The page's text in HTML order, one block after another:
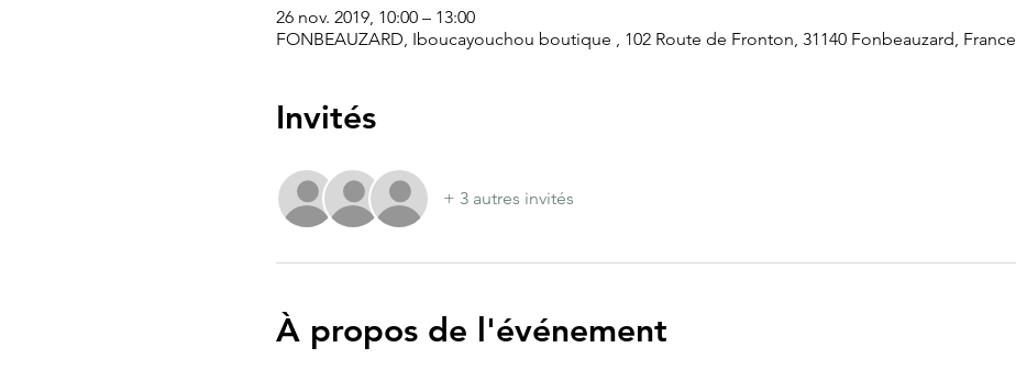
26 nov. 2019, 10:00 – 13:00
FONBEAUZARD, Iboucayouchou boutique , 102 Route de Fronton, 31140 Fonbeauzard, France
Invités
+ 3 autres invités
À propos de l'événement